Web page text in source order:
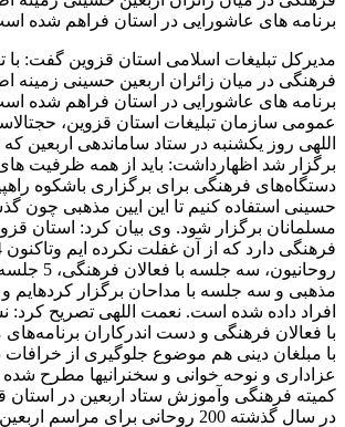
برنامه های عاشورایی در استان فراهم شده
فرهنگی در میان زائران اربعین حسینی زمینه
برنامه های عاشورایی در استان فراهم شده
عمومی سازمان تبلیغات استان قزوین،
اللهی روز یکشنبه در ستاد ساماندهی اربعین که
برگزار شد اظهارداشت: باید از همه ظرفیت
دستگاه‌های فرهنگی برای برگزاری باشکوه
حسینی استفاده کنیم تا این ایین مذهبی چون
مسلمانان برگزار شود. وی بیان کرد: استان
روحانیون، سه
مذهبی و سه جلسه با مداحان برگزار کردهایم و
افراد داده شده است. نعمت اللهی تصریح
با فعالان فرهنگی و دست اندرکاران
با مبلغان دینی هم موضوع جلوگیری از
عزاداری و نوحه خوانی و سخنرانیها مطرح
کمیته فرهنگی وآموزش ستاد اربعین در استان
در سال گذشته 200 روحانی برای